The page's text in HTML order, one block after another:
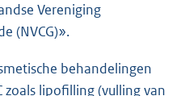
Vereniging
(NVCG)».
behandelingen
zoals lipofilling (vulling van